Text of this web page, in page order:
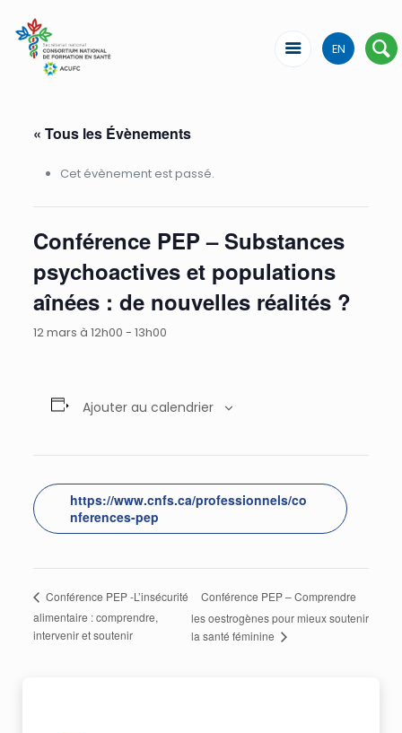
EN
« Tous les Évènements
Cet évènement est passé.
Conférence PEP – Substances
psychoactives et populations
aînées : de nouvelles réalités ?
12 mars à 12h00 - 13h00
Ajouter au calendrier
https://www.cnfs.ca/professionnels/co
nferences-pep
Conférence PEP -L’insécurité
alimentaire : comprendre,
intervenir et soutenir
Conférence PEP – Comprendre
les oestrogènes pour mieux soutenir
la santé féminine